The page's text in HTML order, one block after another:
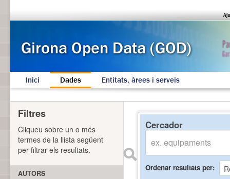
Inici Dades Entitats, àrees i serveis
Cercador
Ordenar resultats per
Filtres
Cliqueu sobre un o més
termes de la llista següent
per filtrar els resultats.
AUTORS